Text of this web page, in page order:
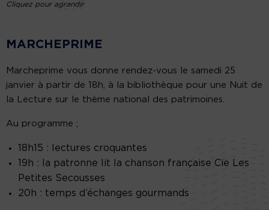
Cliquez pour agrandir
MARCHEPRIME
Marcheprime vous donne rendez-vous le samedi 25
janvier à partir de 18h, à la bibliothèque pour une Nuit de
la Lecture sur le thème national des patrimoines.
Au programme ;
18h15 : lectures croquantes
19h : la patronne lit la chanson française Cie Les
Petites Secousses
20h : temps d’échanges gourmands